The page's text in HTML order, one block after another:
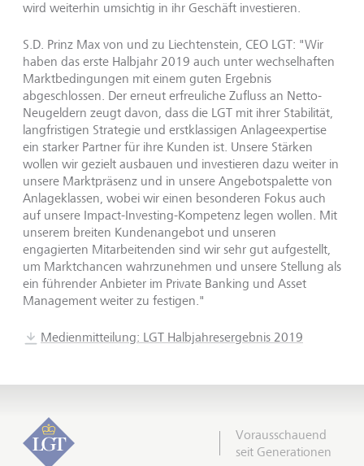
wird weiterhin umsichtig in ihr Geschäft investieren.
S.D. Prinz Max von und zu Liechtenstein, CEO LGT: "Wir
haben das erste Halbjahr 2019 auch unter wechselhaften
Marktbedingungen mit einem guten Ergebnis
abgeschlossen. Der erneut erfreuliche Zufluss an Netto-
Neugeldern zeugt davon, dass die LGT mit ihrer Stabilität,
langfristigen Strategie und erstklassigen Anlageexpertise
ein starker Partner für ihre Kunden ist. Unsere Stärken
wollen wir gezielt ausbauen und investieren dazu weiter in
unsere Marktpräsenz und in unsere Angebotspalette von
Anlageklassen, wobei wir einen besonderen Fokus auch
auf unsere Impact-Investing-Kompetenz legen wollen. Mit
unserem breiten Kundenangebot und unseren
engagierten Mitarbeitenden sind wir sehr gut aufgestellt,
um Marktchancen wahrzunehmen und unsere Stellung als
ein führender Anbieter im Private Banking und Asset
Management weiter zu festigen."
Medienmitteilung: LGT Halbjahresergebnis 2019
Vorausschauend
seit Generationen